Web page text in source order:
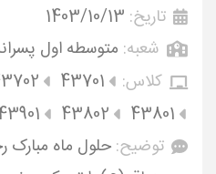
تاریخ: 1403/10/13
شعبه: متوسطه اول
کلاس:
43701
43801
43802
توضیح: حلول ماه مبارک